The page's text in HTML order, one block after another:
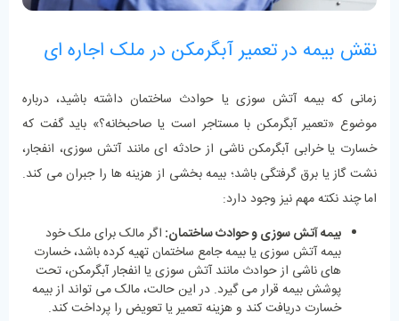
نقش بیمه در تعمیر آبگرمکن در ملک اجاره ‌ای
زمانی که بیمه آتش سوزی یا حوادث ساختمان داشته باشید، درباره
موضوع «تعمیر آبگرمکن با مستاجر است یا صاحبخانه؟» باید گفت که
خسارت یا خرابی آبگرمکن ناشی از حادثه ‌ای مانند آتش ‌سوزی، انفجار،
نشت گاز یا برق ‌گرفتگی باشد؛ بیمه بخشی از هزینه‌ ها را جبران می کند.
اما چند نکته مهم نیز وجود دارد:
بیمه آتش ‌سوزی و حوادث ساختمان: اگر مالک برای ملک خود
بیمه آتش ‌سوزی یا بیمه جامع ساختمان تهیه کرده باشد، خسارت‌
های ناشی از حوادث مانند آتش ‌سوزی یا انفجار آبگرمکن، تحت
پوشش بیمه قرار می گیرد. در این حالت، مالک می ‌تواند از بیمه
خسارت دریافت کند و هزینه تعمیر یا تعویض را پرداخت کند.